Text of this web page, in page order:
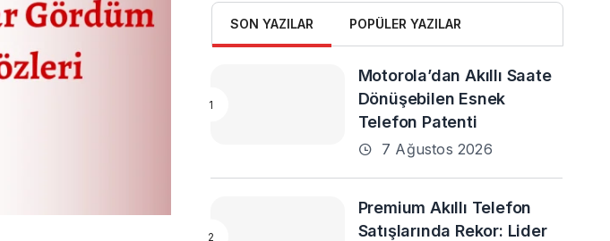
SON YAZILAR POPÜLER YAZILAR
Motorola’dan Akıllı Saate
Dönüşebilen Esnek
Telefon Patenti
7 Ağustos 2026
Premium Akıllı Telefon
Satışlarında Rekor: Lider